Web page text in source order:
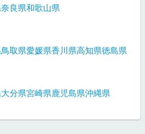
奈良県和歌山県
鳥取県愛媛県香川県高知県徳島県
大分県宮崎県鹿児島県沖縄県